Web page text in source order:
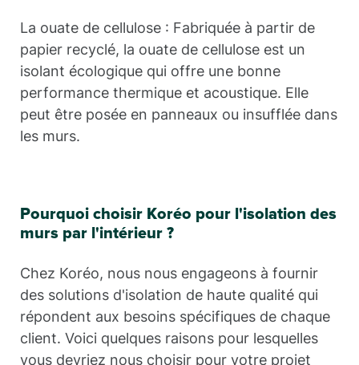
La ouate de cellulose : Fabriquée à partir de
papier recyclé, la ouate de cellulose est un
isolant écologique qui offre une bonne
performance thermique et acoustique. Elle
peut être posée en panneaux ou insufflée dans
les murs.
Pourquoi choisir Koréo pour l'isolation des
murs par l'intérieur ?
Chez Koréo, nous nous engageons à fournir
des solutions d'isolation de haute qualité qui
répondent aux besoins spécifiques de chaque
client. Voici quelques raisons pour lesquelles
vous devriez nous choisir pour votre projet